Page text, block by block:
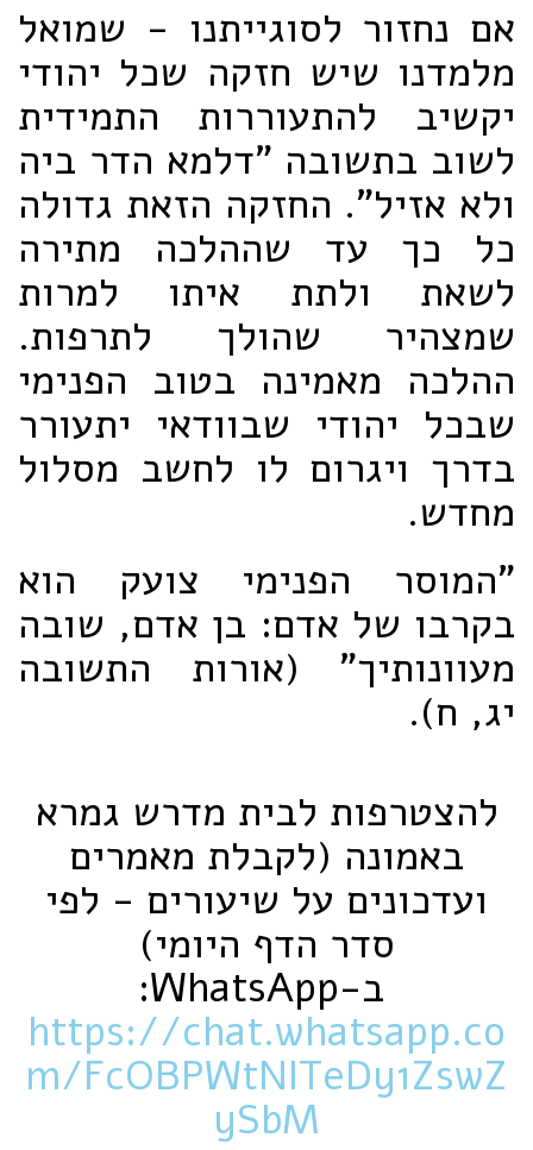
אם נחזור לסוגייתנו - שמואל
מלמדנו שיש חזקה שכל יהודי
יקשיב להתעוררות התמידית
לשוב בתשובה "דלמא הדר ביה
ולא אזיל". החזקה הזאת גדולה
כל כך עד שההלכה מתירה
לשאת ולתת איתו למרות
שמצהיר שהולך לתרפות.
ההלכה מאמינה בטוב הפנימי
שבכל יהודי שבוודאי יתעורר
בדרך ויגרום לו לחשב מסלול
מחדש.
"המוסר הפנימי צועק הוא
בקרבו של אדם: בן אדם, שובה
מעוונותיך" (אורות התשובה
יג, ח).
להצטרפות לבית מדרש גמרא
באמונה (לקבלת מאמרים
ועדכונים על שיעורים - לפי
סדר הדף היומי)
ב-‏WhatsApp‏:
https://chat.whatsapp.co
m/FcOBPWtNITeDy1ZswZ
ySbM